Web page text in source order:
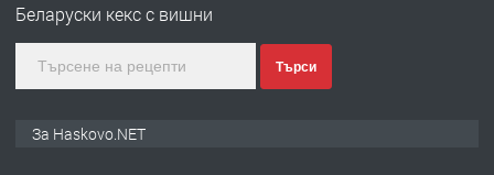
АПАРТАМЕНТ В НОВА СГРАДА КВ.
КУБА
ПРЕДЛАГА
Беларуски кекс с вишни
Търси
За Haskovo.NET